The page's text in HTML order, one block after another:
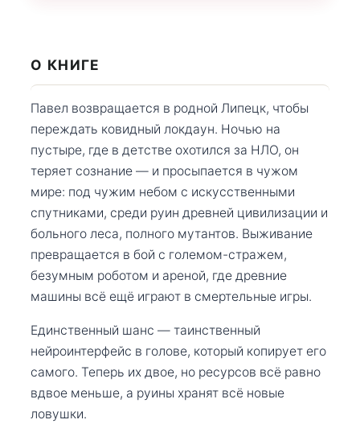
О КНИГЕ
Павел возвращается в родной Липецк, чтобы
переждать ковидный локдаун. Ночью на
пустыре, где в детстве охотился за НЛО, он
теряет сознание — и просыпается в чужом
мире: под чужим небом с искусственными
спутниками, среди руин древней цивилизации и
больного леса, полного мутантов. Выживание
превращается в бой с големом-стражем,
безумным роботом и ареной, где древние
машины всё ещё играют в смертельные игры.
Единственный шанс — таинственный
нейроинтерфейс в голове, который копирует его
самого. Теперь их двое, но ресурсов всё равно
вдвое меньше, а руины хранят всё новые
ловушки.